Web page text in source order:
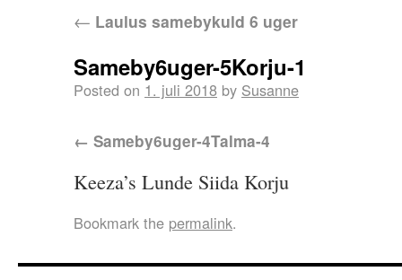
← Laulus samebykuld 6 uger
Sameby6uger-5Korju-1
Posted on 1. juli 2018 by Susanne
Sameby6uger-4Talma-4
Keeza’s Lunde Siida Korju
Bookmark the permalink.